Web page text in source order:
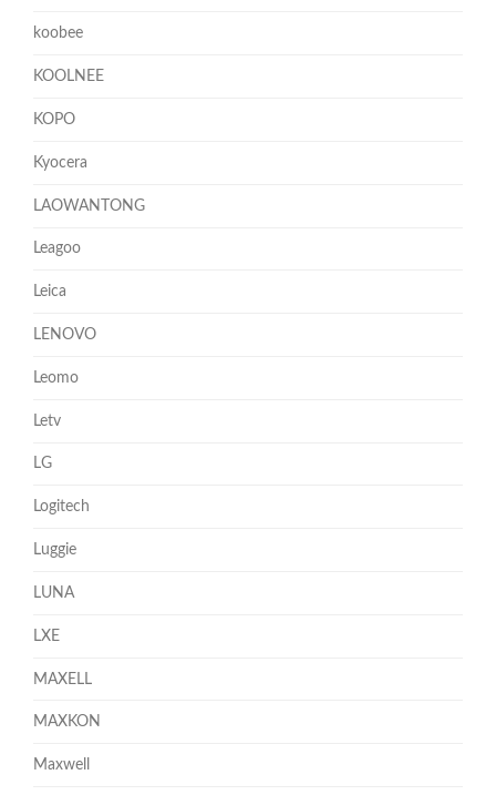
koobee
KOOLNEE
KOPO
Kyocera
LAOWANTONG
Leagoo
Leica
LENOVO
Leomo
Letv
LG
Logitech
Luggie
LUNA
LXE
MAXELL
MAXKON
Maxwell